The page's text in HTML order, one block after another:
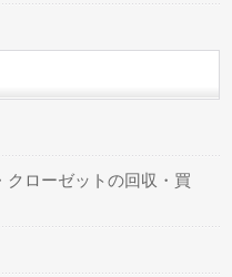
クローゼットの回収・買